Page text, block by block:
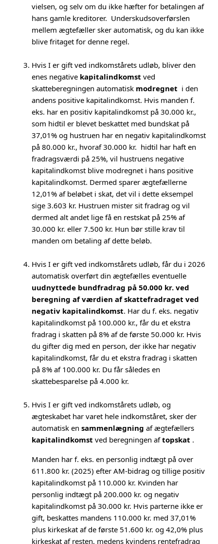
vielsen, og selv om du ikke hæfter for betalingen af
hans gamle kreditorer. Underskudsoverførslen
mellem ægtefæller sker automatisk, og du kan ikke
blive fritaget for denne regel.
Hvis I er gift ved indkomstårets udløb, bliver den
enes negative kapitalindkomst ved
skatteberegningen automatisk modregnet i den
andens positive kapitalindkomst. Hvis manden f.
eks. har en positiv kapitalindkomst på 30.000 kr.,
som hidtil er blevet beskattet med bundskat på
37,01% og hustruen har en negativ kapitalindkomst
på 80.000 kr., hvoraf 30.000 kr. hidtil har haft en
fradragsværdi på 25%, vil hustruens negative
kapitalindkomst blive modregnet i hans positive
kapitalindkomst. Dermed sparer ægtefællerne
12,01% af beløbet i skat, det vil i dette eksempel
sige 3.603 kr. Hustruen mister sit fradrag og vil
dermed alt andet lige få en restskat på 25% af
30.000 kr. eller 7.500 kr. Hun bør stille krav til
manden om betaling af dette beløb.
Hvis I er gift ved indkomstårets udløb, får du i 2026
automatisk overført din ægtefælles eventuelle
uudnyttede bundfradrag på 50.000 kr. ved
beregning af værdien af skattefradraget ved
negativ kapitalindkomst. Har du f. eks. negativ
kapitalindkomst på 100.000 kr., får du et ekstra
fradrag i skatten på 8% af de første 50.000 kr. Hvis
du gifter dig med en person, der ikke har negativ
kapitalindkomst, får du et ekstra fradrag i skatten
på 8% af 100.000 kr. Du får således en
skattebesparelse på 4.000 kr.
Hvis I er gift ved indkomstårets udløb, og
ægteskabet har varet hele indkomståret, sker der
automatisk en sammenlægning af ægtefællers
kapitalindkomst ved beregningen aftopskat .
Manden har f. eks. en personlig indtægt på over
611.800 kr. (2025) efter AM-bidrag og tillige positiv
kapitalindkomst på 110.000 kr. Kvinden har
personlig indtægt på 200.000 kr. og negativ
kapitalindkomst på 30.000 kr. Hvis parterne ikke er
gift, beskattes mandens 110.000 kr. med 37,01%
plus kirkeskat af de første 51.600 kr. og 42,0% plus
kirkeskat af resten, medens kvindens rentefradrag